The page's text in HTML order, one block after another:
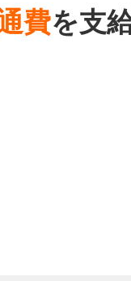
費を支